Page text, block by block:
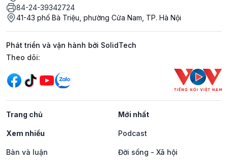
84-24-39342724
41-43 phố Bà Triệu, phường Cửa Nam, TP. Hà Nội
Phát triển và vận hành bởi SolidTech
Mạng xã hội
Theo dõi:
Trang chủ Mới nhất
Xem nhiều Podcast
Bàn và luận Đời sống - Xã hội